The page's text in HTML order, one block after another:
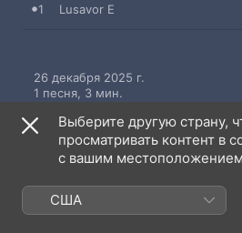
1 Lusavor E
26 декабря 2025 г.
1 песня, 3 мин.
Gegham Sargsyan: еще
Выберите другую страну,
просматривать контент в
с вашим местоположением
США